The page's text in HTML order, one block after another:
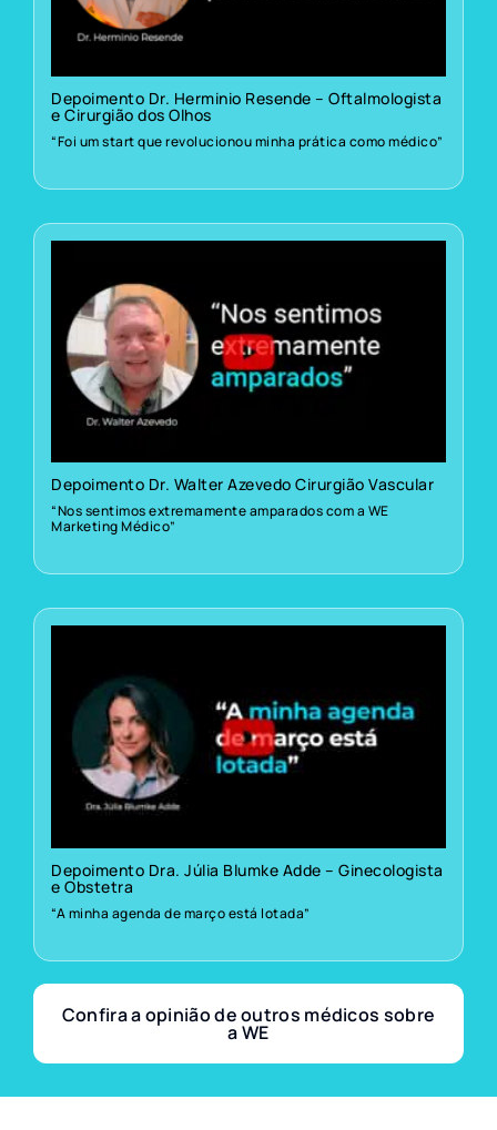
Depoimento Dr. Herminio Resende – Oftalmologista
e Cirurgião dos Olhos
“Foi um start que revolucionou minha prática como médico”
Depoimento Dr. Walter Azevedo Cirurgião Vascular
“Nos sentimos extremamente amparados com a WE
Marketing Médico”
Depoimento Dra. Júlia Blumke Adde – Ginecologista
e Obstetra
“A minha agenda de março está lotada”
Confira a opinião de outros médicos sobre
a WE